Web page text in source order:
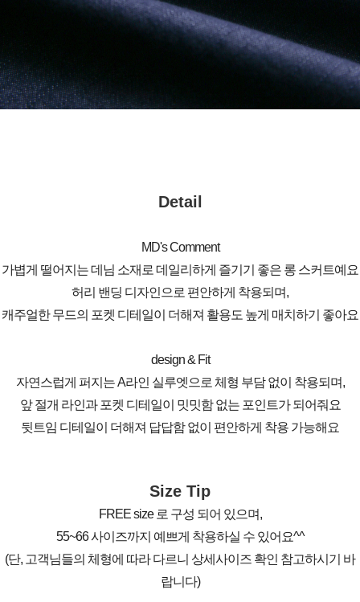
Detail
MD's Comment
가볍게 떨어지는 데님 소재로 데일리하게 즐기기 좋은 롱 스커트예요
허리 밴딩 디자인으로 편안하게 착용되며,
캐주얼한 무드의 포켓 디테일이 더해져 활용도 높게 매치하기 좋아요
design & Fit
자연스럽게 퍼지는 A라인 실루엣으로 체형 부담 없이 착용되며,
앞 절개 라인과 포켓 디테일이 밋밋함 없는 포인트가 되어줘요
뒷트임 디테일이 더해져 답답함 없이 편안하게 착용 가능해요
Size Tip
FREE size 로 구성 되어 있으며,
55~66 사이즈까지 예쁘게 착용하실 수 있어요^^
(단, 고객님들의 체형에 따라 다르니 상세사이즈 확인 참고하시기 바
랍니다)